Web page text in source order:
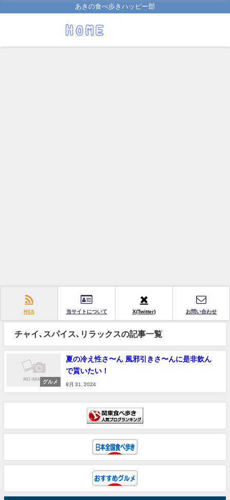
あきの食べ歩きハッピー部
RSS 当サイトについて X(Twitter) お問い合わせ
チャイ､スパイス､リラックスの記事一覧
グルメ
夏の冷え性さ〜ん 風邪引きさ〜んに是非飲ん
で貰いたい！
8月 31, 2024